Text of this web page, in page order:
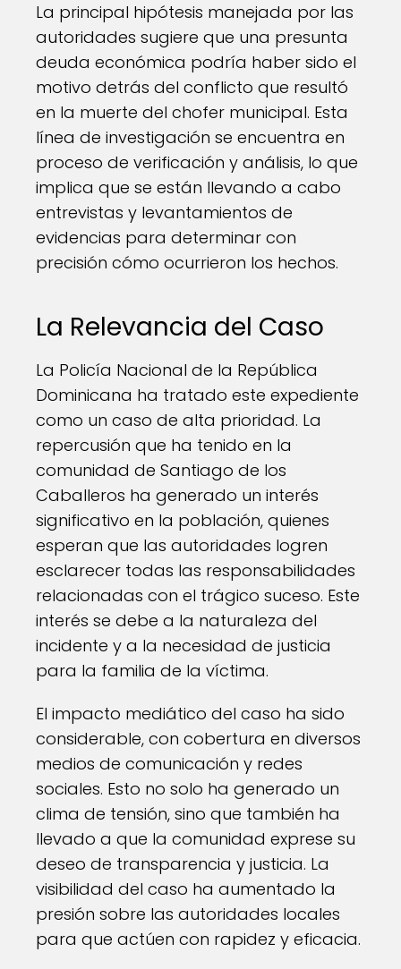
La principal hipótesis manejada por las
autoridades sugiere que una presunta
deuda económica podría haber sido el
motivo detrás del conflicto que resultó
en la muerte del chofer municipal. Esta
línea de investigación se encuentra en
proceso de verificación y análisis, lo que
implica que se están llevando a cabo
entrevistas y levantamientos de
evidencias para determinar con
precisión cómo ocurrieron los hechos.
La Relevancia del Caso
La Policía Nacional de la República
Dominicana ha tratado este expediente
como un caso de alta prioridad. La
repercusión que ha tenido en la
comunidad de Santiago de los
Caballeros ha generado un interés
significativo en la población, quienes
esperan que las autoridades logren
esclarecer todas las responsabilidades
relacionadas con el trágico suceso. Este
interés se debe a la naturaleza del
incidente y a la necesidad de justicia
para la familia de la víctima.
El impacto mediático del caso ha sido
considerable, con cobertura en diversos
medios de comunicación y redes
sociales. Esto no solo ha generado un
clima de tensión, sino que también ha
llevado a que la comunidad exprese su
deseo de transparencia y justicia. La
visibilidad del caso ha aumentado la
presión sobre las autoridades locales
para que actúen con rapidez y eficacia.